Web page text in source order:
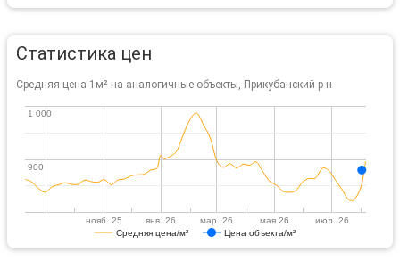
Статистика цен
Средняя цена 1м² на аналогичные объекты, Прикубанский р-н
Средняя цена/м² Цена объекта/м²
нояб. 25 янв. 26 мар. 26 мая 26 июл. 26
900
900
1 000
1 000